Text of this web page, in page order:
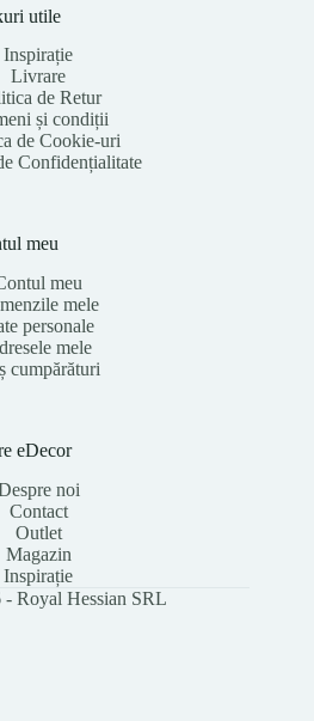
utile
Inspirație
Livrare
de Retur
și condiții
de Cookie-uri
Confidențialitate
meu
meu
mele
personale
mele
cumpărături
eDecor
noi
Contact
Outlet
Magazin
Inspirație
Royal Hessian SRL